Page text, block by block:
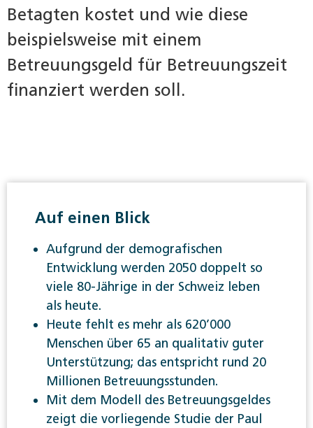
Betagten kostet und wie diese
beispielsweise mit einem
Betreuungsgeld für Betreuungszeit
finanziert werden soll.
Auf einen Blick
Aufgrund der demografischen
Entwicklung werden 2050 doppelt so
viele 80-Jährige in der Schweiz leben
als heute.
Heute fehlt es mehr als 620’000
Menschen über 65 an qualitativ guter
Unterstützung; das entspricht rund 20
Millionen Betreuungsstunden.
Mit dem Modell des Betreuungsgeldes
zeigt die vorliegende Studie der Paul